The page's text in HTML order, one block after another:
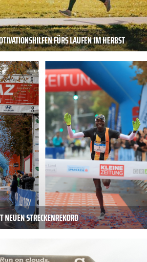
FÜRS LAUFEN IM HERBST
STRECKENREKORD